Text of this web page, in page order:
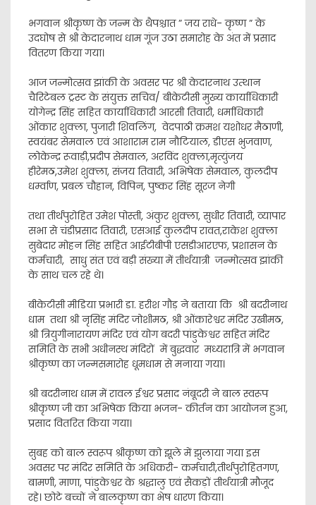
भगवान श्रीकृष्ण के जन्म के थैपश्चात ” जय राधे- कृष्ण ” के
उदघोष से श्री केदारनाथ धाम गूंज उठा समारोह के अंत में प्रसाद
वितरण किया गया।
आज जन्मोत्सव झांकी के अवसर पर श्री केदारनाथ उत्थान
चैरिटेबल ट्रस्ट के संयुक्त सचिव/ बीकेटीसी मुख्य कार्याधिकारी
योगेन्द्र सिंह सहित कार्याधिकारी आरसी तिवारी, धर्माधिकारी
ओंकार शुक्ला, पुजारी शिवलिंग, वेदपाठी क्रमश यशोधर मैठाणी,
स्वयंबर सेमवाल एवं आशाराम राम नौटियाल, डीएस भुजवाण,
लोकेन्द्र रूवाड़ी,प्रदीप सेमवाल, अरविंद शुक्ला,मृत्युंजय
हीरेमठ,उमेश शुक्ला, संजय तिवारी, अभिषेक सेमवाल, कुलदीप
धर्म्वाण, प्रबल चौहान, विपिन, पुष्कर सिंह सूरज नेगी
तथा तीर्थपुरोहित उमेश पोस्ती, अंकुर शुक्ला, सुधीर तिवारी, व्यापार
सभा से चंडीप्रसाद तिवारी, एसआई कुलदीप रावत,राकेश शुक्ला
सुबेदार मोहन सिंह सहित आईटीबीपी एसडीआरएफ, प्रशासन के
कर्मचारी, साधु संत एवं बड़ी संख्या में तीर्थयात्री जन्मोत्सव झांकी
के साथ चल रहे थे।
बीकेटीसी मीडिया प्रभारी डा. हरीश गौड़ ने बताया कि श्री बदरीनाथ
धाम तथा श्री नृसिंह मंदिर जोशीमठ, श्री ओंकारेश्वर मंदिर उखीमठ,
श्री त्रियुगीनारायण मंदिर एवं योग बदरी पांडुकेश्वर सहित मंदिर
समिति के सभी अधीनस्थ मंदिरों में बुद्धवार मध्यरात्रि में भगवान
श्रीकृष्ण का जन्मसमारोह धूमधाम से मनाया गया।
श्री बदरीनाथ धाम में रावल ईश्वर प्रसाद नंबूदरी ने बाल स्वरूप
श्रीकृष्ण जी का अभिषेक किया भजन- कीर्तन का आयोजन हुआ,
प्रसाद वितरित किया गया।
सुबह को बाल स्वरूप श्रीकृष्ण को झूले में झुलाया गया इस
अवसर पर मंदिर समिति के अधिकरी- कर्मचारी,तीर्थपुरोहितगण,
बामणी, माणा, पांडुकेश्वर के श्रद्धालु एवं सैकड़ों तीर्थयात्री मौजूद
रहे। छोटे बच्चों ने बालकृष्ण का भेष धारण किया।